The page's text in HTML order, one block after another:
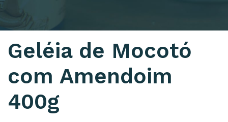
Geléia de Mocotó
com Amendoim
400g